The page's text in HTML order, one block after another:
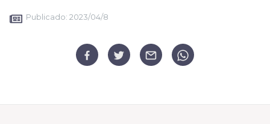
Publicado: 2023/04/8